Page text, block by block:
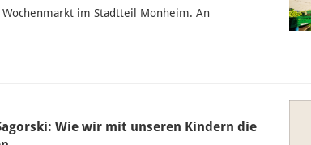
Wochenmarkt im Stadtteil Monheim. An
Wie wir mit unseren Kindern die